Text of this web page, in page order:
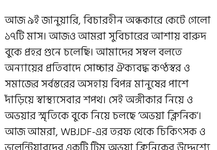
আজ ৯ই জানুয়ারি, বিচারহীন অন্ধকারে কেটে গেলো
১৭টি মাস। আজও আমরা সুবিচারের আশায় বারুদ
বুকে প্রহর গুনে চলেছি। আমাদের সম্বল বলতে
অন্যায়ের প্রতিবাদে সোচ্চার ঐক্যবদ্ধ কণ্ঠস্বর ও
সমাজের সর্বস্তরের অসহায় বিপন্ন মানুষের পাশে
দাঁড়িয়ে স্বাস্থ্যসেবার শপথ। সেই অঙ্গীকার নিয়ে ও
অভয়ার স্মৃতিকে বুকে নিয়ে চলছে ‘অভয়া ক্লিনিক’।
আজ আমরা, WBJDF-এর তরফ থেকে চিকিৎসক ও